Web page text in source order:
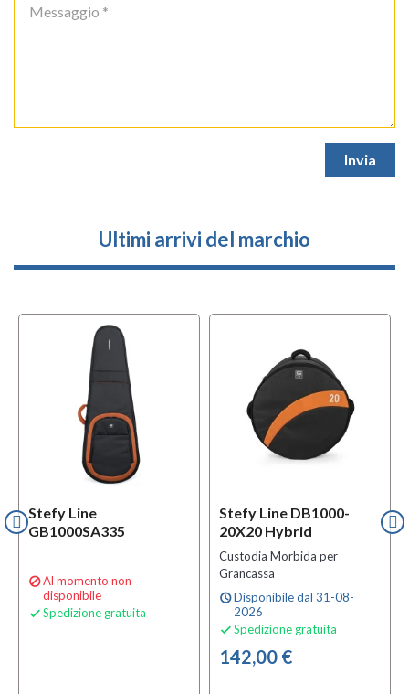
Ultimi arrivi del marchio
Stefy Line
GB1000SA335
Al momento non
disponibile
 Spedizione gratuita
Stefy Line DB1000-
20X20 Hybrid
Custodia Morbida per
Grancassa
scheduleDisponibile dal 31-08-
2026
 Spedizione gratuita
142,00 €